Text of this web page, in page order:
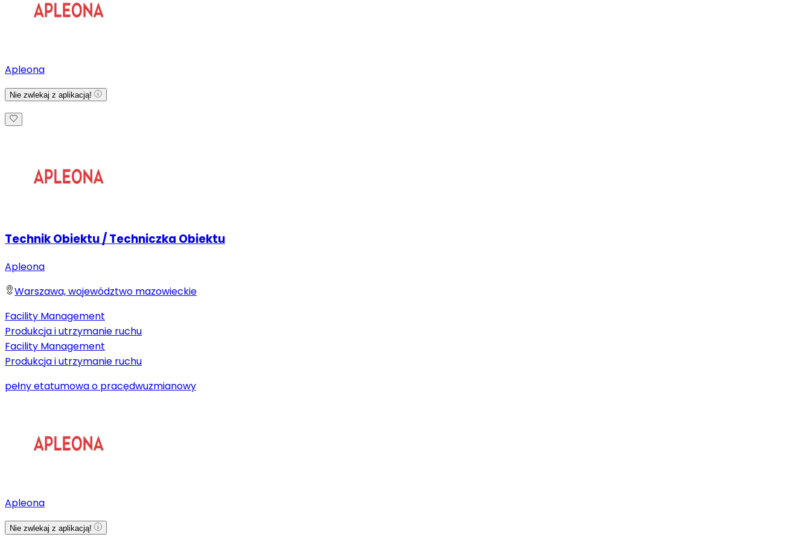
Apleona
Nie zwlekaj z aplikacją!
Technik Obiektu / Techniczka Obiektu
Apleona
Warszawa, województwo mazowieckie
Facility Management
Produkcja i utrzymanie ruchu
Facility Management
Produkcja i utrzymanie ruchu
pełny etatumowa o pracędwuzmianowy
Apleona
Nie zwlekaj z aplikacją!